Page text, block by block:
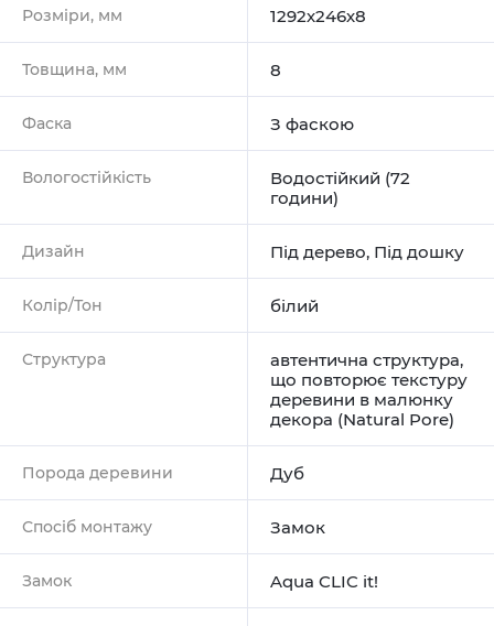
Розміри, мм 1292х246х8
Товщина, мм 8
Фаска З фаскою
Вологостійкість
Водостійкий (72
години)
Дизайн Під дерево, Під дошку
Колір/Тон білий
Структура
автентична структура,
що повторює текстуру
деревини в малюнку
декора (Natural Pore)
Порода деревини Дуб
Спосіб монтажу Замок
Замок Aqua CLIC it!